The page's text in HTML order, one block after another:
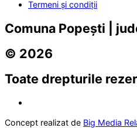
Termeni și condiții
Comuna Popești |
© 2026
Toate drepturile
Concept realizat de Big Media